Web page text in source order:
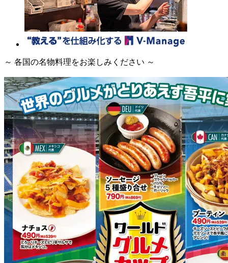
～ 各国の名物料理をお楽しみください ～